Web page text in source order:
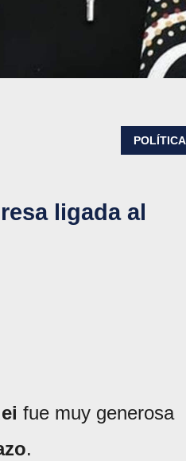
POLÍTICA
ligada al
fue muy generosa
.